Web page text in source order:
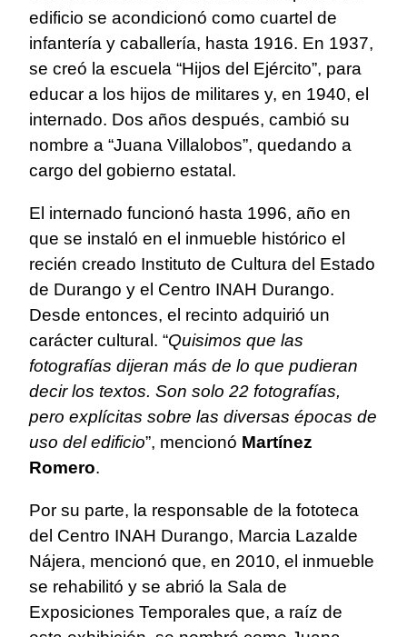
edificio se acondicionó como cuartel de
infantería y caballería, hasta 1916. En 1937,
se creó la escuela “Hijos del Ejército”, para
educar a los hijos de militares y, en 1940, el
internado. Dos años después, cambió su
nombre a “Juana Villalobos”, quedando a
cargo del gobierno estatal.
El internado funcionó hasta 1996, año en
que se instaló en el inmueble histórico el
recién creado Instituto de Cultura del Estado
de Durango y el Centro INAH Durango.
Desde entonces, el recinto adquirió un
carácter cultural. “Quisimos que las
fotografías dijeran más de lo que pudieran
decir los textos. Son solo 22 fotografías,
pero explícitas sobre las diversas épocas de
uso del edificio”, mencionó Martínez
Romero.
Por su parte, la responsable de la fototeca
del Centro INAH Durango, Marcia Lazalde
Nájera, mencionó que, en 2010, el inmueble
se rehabilitó y se abrió la Sala de
Exposiciones Temporales que, a raíz de